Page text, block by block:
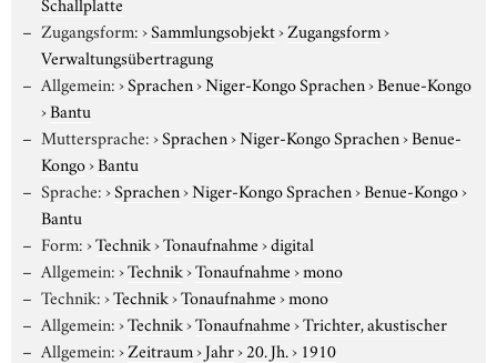
Zugangsform:›Sammlungsobjekt›Zugangsform›
Verwaltungsübertragung
Allgemein:›Sprachen›Niger-Kongo Sprachen›Benue-Kongo
›Bantu
Muttersprache:›Sprachen›Niger-Kongo Sprachen›Benue-
Kongo›Bantu
Sprache:›Sprachen›Niger-Kongo Sprachen›Benue-Kongo›
Bantu
Form:›Technik›Tonaufnahme›digital
Allgemein:›Technik›Tonaufnahme›mono
Technik:›Technik›Tonaufnahme›mono
Allgemein:›Technik›Tonaufnahme›Trichter, akustischer
Allgemein:›Zeitraum›Jahr›20. Jh.› 1910